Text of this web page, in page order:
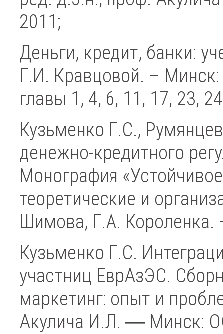
2011;
Деньги, кредит, банки:
Г.И. Кравцовой. –
главы 1, 4, 6, 11, 17,
Кузьменко Г.С.,
денежно-кредитного
Монография
теоретические и
Шимова, Г.А.
Кузьменко Г.С.
участниц ЕврАзЭС.
маркетинг: опыт и
Акулича И.Л. ―